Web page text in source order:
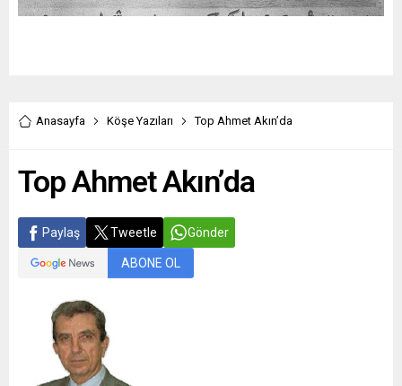
Anasayfa Köşe Yazıları Top Ahmet Akın’da
Top Ahmet Akın’da
Paylaş Tweetle Gönder
ABONE OL